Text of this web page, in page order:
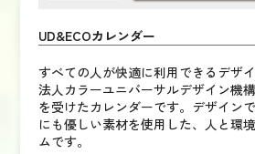
UD&ECOカレンダー
すべての人が快適に利用できるデザ
法人カラーユニバーサルデザイン機
を受けたカレンダーです。 デザイン
にも優しい素材を使用した、人と環
ムです。